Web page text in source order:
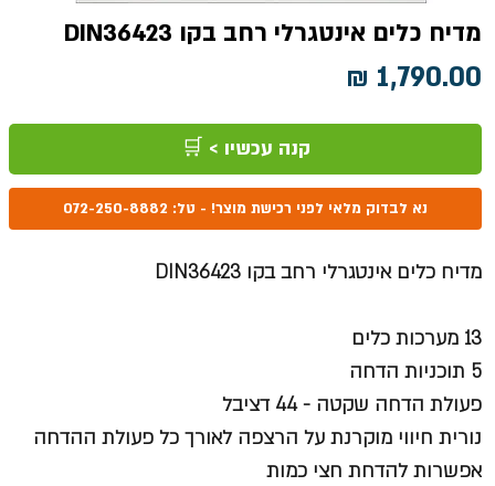
מדיח כלים אינטגרלי רחב בקו DIN36423
קנה עכשיו > 🛒
נא לבדוק מלאי לפני רכישת מוצר! - טל: 072-250-8882
מדיח כלים אינטגרלי רחב בקו DIN36423
13 מערכות כלים
5 תוכניות הדחה
פעולת הדחה שקטה - 44 דציבל
נורית חיווי מוקרנת על הרצפה לאורך כל פעולת ההדחה
אפשרות להדחת חצי כמות